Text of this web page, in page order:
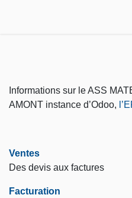
Informations sur le ASS
d’Odoo,l’ERP Open Source.
Ventes
Des devis aux factures
Facturation